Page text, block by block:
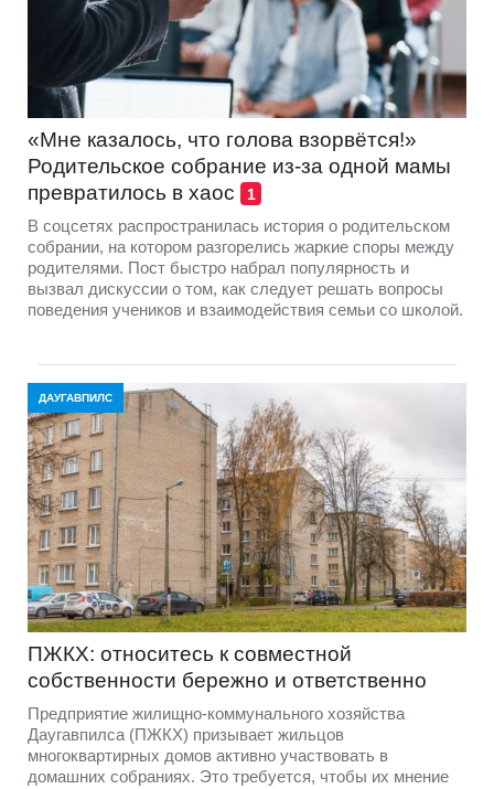
«Мне казалось, что голова взорвётся!»
Родительское собрание из-за одной мамы
превратилось в хаос
1
В соцсетях распространилась история о родительском
собрании, на котором разгорелись жаркие споры между
родителями. Пост быстро набрал популярность и
вызвал дискуссии о том, как следует решать вопросы
поведения учеников и взаимодействия семьи со школой.
ДАУГАВПИЛС
ПЖКХ: относитесь к совместной
собственности бережно и ответственно
Предприятие жилищно-коммунального хозяйства
Даугавпилса (ПЖКХ) призывает жильцов
многоквартирных домов активно участвовать в
домашних собраниях. Это требуется, чтобы их мнение